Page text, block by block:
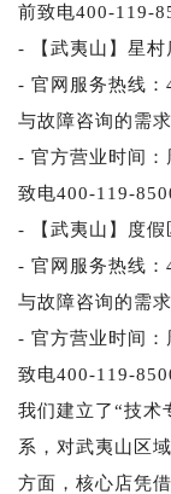
前致电400-119-
- 【武夷山】星
- 官网服务热线
与故障咨询的需求
- 官方营业时间
致电400-119-
- 【武夷山】度
- 官网服务热线
与故障咨询的需求
- 官方营业时间
致电400-119-
我们建立了“技术
系，对武夷山区
方面，核心店凭